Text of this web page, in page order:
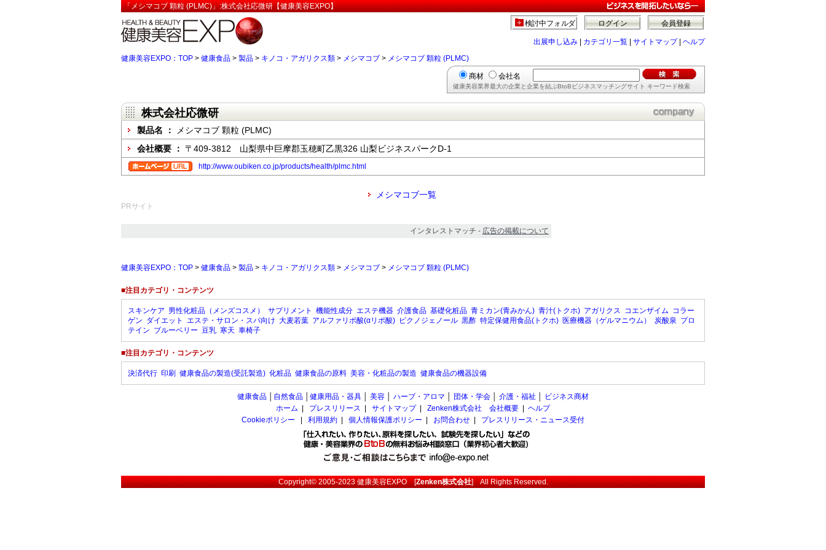
「メシマコブ 顆粒 (PLMC)」:株式会社応微研【健康美容EXPO】
会員登録
ログイン
検討中フォルダ
出展申し込み カテゴリ一覧 サイトマップ| ヘルプ
健康美容EXPO：TOP > 健康食品 > 製品 > キノコ・アガリクス類 > メシマコブ > メシマコブ 顆粒 (PLMC)
商材 会社名
健康美容業界最大の企業と企業を結ぶBtoBビジネスマッチングサイト キーワード検索
株式会社応微研
製品名 ：
メシマコブ 顆粒 (PLMC)
会社概要 ： 〒409-3812 山梨県中巨摩郡玉穂町乙黒326 山梨ビジネスパークD-1
http://www.oubiken.co.jp/products/health/plmc.html
メシマコブ一覧
PRサイト
インタレストマッチ - 広告の掲載について
健康美容EXPO：TOP > 健康食品 > 製品 > キノコ・アガリクス類 > メシマコブ > メシマコブ 顆粒 (PLMC)
■注目カテゴリ・コンテンツ
スキンケア 男性化粧品（メンズコスメ） サプリメント 機能性成分 エステ機器 介護食品 基礎化粧品 青ミカン(青みかん) 青汁(トクホ) アガリクス コエンザイム コラー
ゲン ダイエット エステ・サロン・スパ向け 大麦若葉 アルファリポ酸(αリポ酸) ピクノジェノール 黒酢 特定保健用食品(トクホ) 医療機器（ゲルマニウム） 炭酸泉 プロ
テイン ブルーベリー 豆乳 寒天 車椅子
■注目カテゴリ・コンテンツ
決済代行 印刷 健康食品の製造(受託製造) 化粧品 健康食品の原料 美容・化粧品の製造 健康食品の機器設備
健康食品 自然食品 健康用品・器具 美容 ハーブ・アロマ 団体・学会 介護・福祉
ビジネス商材
ホーム
プレスリリース サイトマップ| Zenken株式会社 会社概要
ヘルプ
Cookieポリシー
利用規約 個人情報保護ポリシー お問合わせ プレスリリース・ニュース受付
Copyright© 2005-2023健康美容EXPO[Zenken株式会社] All Rights Reserved.